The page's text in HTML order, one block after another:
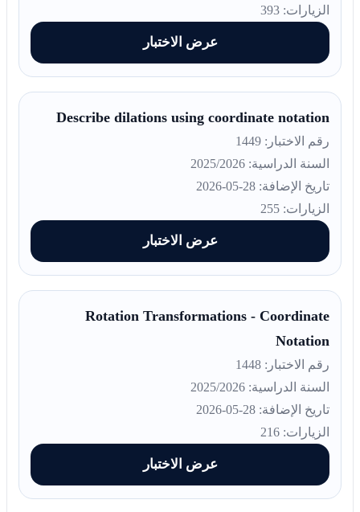
الزيارات: 393
عرض الاختبار
Describe dilations using coordinate notation
رقم الاختبار: 1449
السنة الدراسية: 2025/2026
تاريخ الإضافة: 28-05-2026
الزيارات: 255
عرض الاختبار
Rotation Transformations - Coordinate
Notation
رقم الاختبار: 1448
السنة الدراسية: 2025/2026
تاريخ الإضافة: 28-05-2026
الزيارات: 216
عرض الاختبار